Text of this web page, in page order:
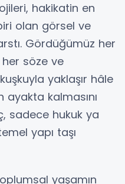
hakikatin en
olan görsel ve
Gördüğümüz her
söze ve
yaklaşır hâle
kalmasını
sadece hukuk ya
yapı taşı
yaşamın